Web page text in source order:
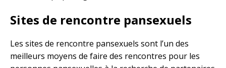
Sites de rencontre pansexuels
Les sites de rencontre pansexuels sont l’un des
meilleurs moyens de faire des rencontres pour les